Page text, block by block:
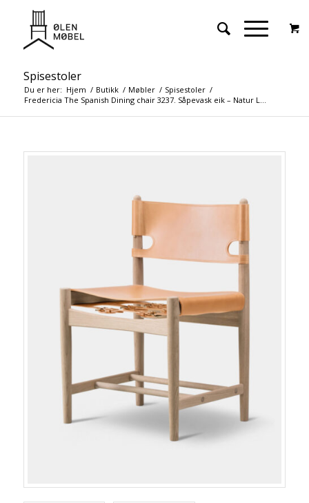
Spisestoler
Du er her: Hjem / Butikk / Møbler / Spisestoler /
Fredericia The Spanish Dining chair 3237. Såpevask eik – Natur L...